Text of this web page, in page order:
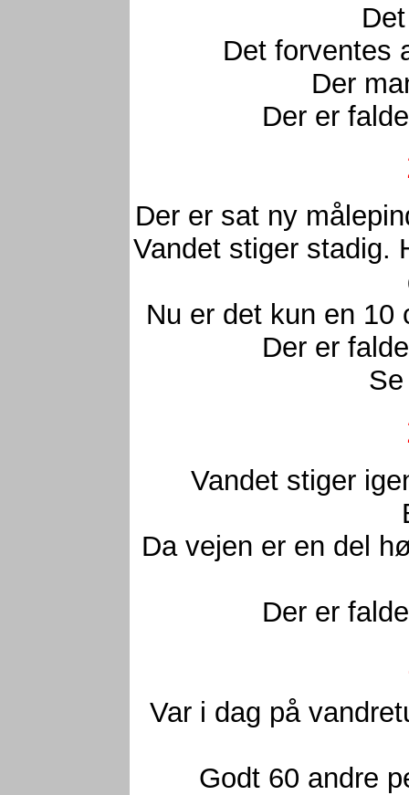
Det forventes
Der
Der er
Der er sat ny
Vandet stiger stadig.
Nu er det kun en 10
Der er
Vandet stiger
Da vejen er en del
Der er
Var i dag på
Godt 60 andre